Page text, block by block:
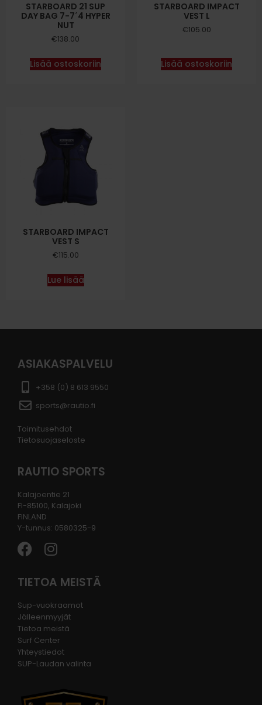
STARBOARD 21 SUP
DAY BAG 7-7´4 HYPER
NUT
€138.00
Lisää ostoskoriin
STARBOARD IMPACT
VEST L
€105.00
Lisää ostoskoriin
STARBOARD IMPACT
VEST S
€115.00
Lue lisää
ASIAKASPALVELU
+358 (0) 8 613 9550
sports@rautio.fi
Toimitusehdot
Tietosuojaseloste
RAUTIO SPORTS
Kalajoentie 21
FI-85100, Kalajoki
FINLAND
Y-tunnus: 0580325-9
TIETOA MEISTÄ
Sup-vuokraamot
Jälleenmyyjät
Tietoa meistä
Surf Center
Yhteystiedot
SUP-Laudan valinta